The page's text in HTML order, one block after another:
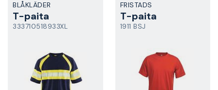
BLÅKLÄDER
T-paita
333710518933XL
FRISTADS
T-paita
1911 BSJ